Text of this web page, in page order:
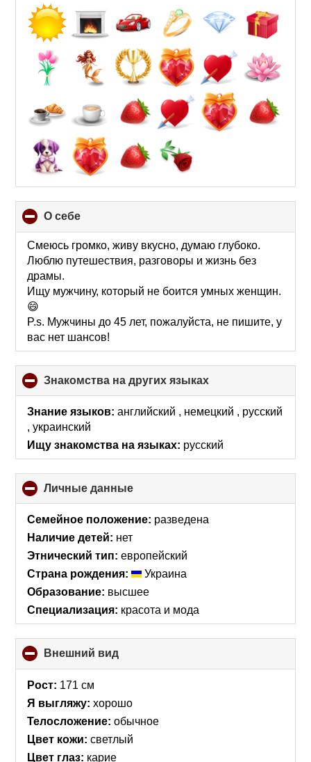
contents
О себе
to
collapse
contents
Смеюсь громко, живу вкусно, думаю глубоко.
Люблю путешествия, разговоры и жизнь без
драмы.
Ищу мужчину, который не боится умных женщин.
😄
P.s. Мужчины до 45 лет, пожалуйста, не пишите, у
вас нет шансов!
Знакомства на других языках
to
collapse
Знание языков: английский , немецкий , русский
, украинский
Ищу знакомства на языках: русский
Личные данные
to
collapse
Семейное положение: разведена
Наличие детей: нет
Этнический тип: европейский
Страна рождения:
Украина
Образование: высшее
Специализация: красота и мода
Внешний вид
to
Рост: 171 см
Я выгляжу: хорошо
Телосложение: обычное
Цвет кожи: светлый
Цвет глаз: карие